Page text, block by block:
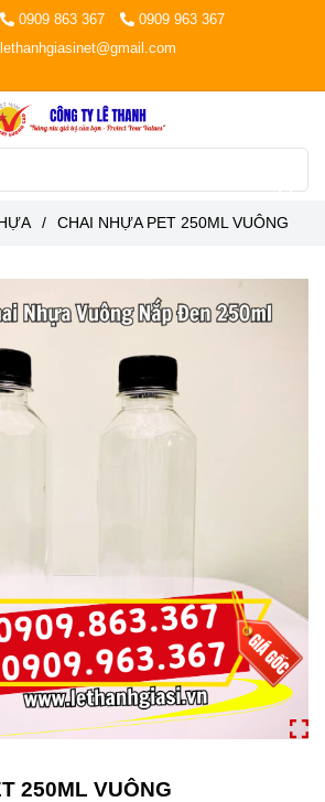
0909 863 367
0909 963 367
lethanhgiasinet@gmail.com
/ CHAI NHỰA PET 250ML VUÔNG
250ML VUÔNG